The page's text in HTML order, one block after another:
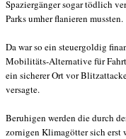
Spaziergänger sogar tödlich
Parks umher flanieren mussten.
Da war so ein steuergoldig
Mobilitäts-Alternative für
ein sicherer Ort vor
versagte.
Beruhigen werden die durch
zornigen Klimagötter sich erst